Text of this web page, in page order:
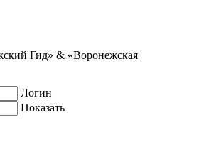
Гид» & «Воронежская
Логин
Показать